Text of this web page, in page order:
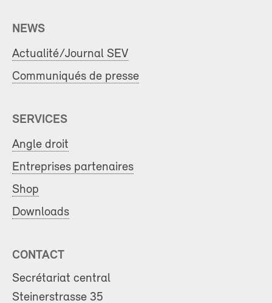
NEWS
Actualité/Journal SEV
Communiqués de presse
SERVICES
Angle droit
Entreprises partenaires
Shop
Downloads
CONTACT
Secrétariat central
Steinerstrasse 35